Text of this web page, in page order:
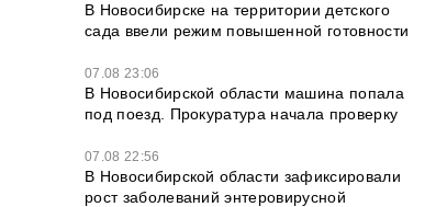
В Новосибирске на территории детского
сада ввели режим повышенной готовности
07.08 23:06
В Новосибирской области машина попала
под поезд. Прокуратура начала проверку
07.08 22:56
В Новосибирской области зафиксировали
рост заболеваний энтеровирусной